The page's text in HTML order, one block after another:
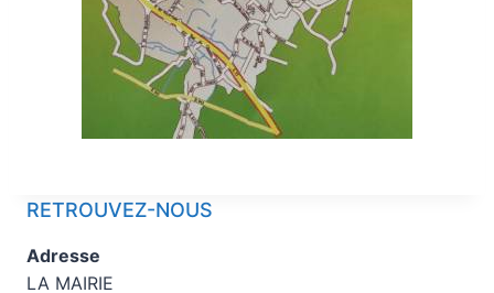
RETROUVEZ-NOUS
Adresse
LA MAIRIE